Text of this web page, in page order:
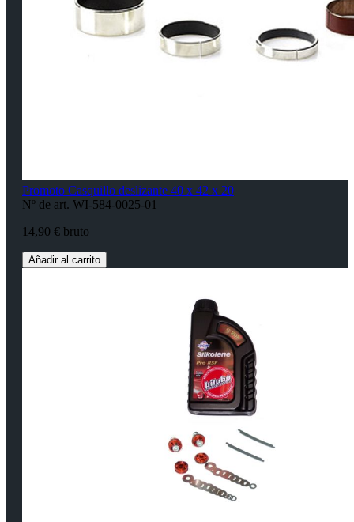
Promoto Casquillo deslizante 40 x 42 x 20
Nº de art. WI-584-0025-01
14,90 € bruto
Añadir al carrito